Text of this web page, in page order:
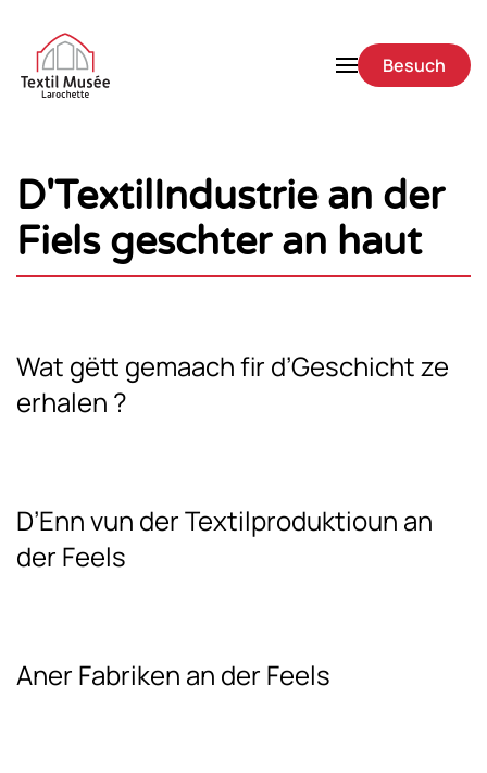
Skip to main content Besuch
D'TextilIndustrie an der
Fiels geschter an haut
Wat gëtt gemaach fir d’Geschicht ze
erhalen ?
D’Enn vun der Textilproduktioun an
der Feels
Aner Fabriken an der Feels